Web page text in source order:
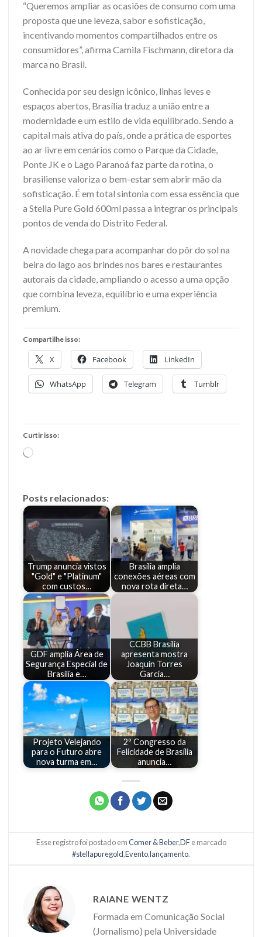
“Queremos ampliar as ocasiões de consumo com uma
proposta que une leveza, sabor e sofisticação,
incentivando momentos compartilhados entre os
consumidores”, afirma Camila Fischmann, diretora da
marca no Brasil.
Conhecida por seu design icônico, linhas leves e
espaços abertos, Brasília traduz a união entre a
modernidade e um estilo de vida equilibrado. Sendo a
capital mais ativa do país, onde a prática de esportes
ao ar livre em cenários como o Parque da Cidade,
Ponte JK e o Lago Paranoá faz parte da rotina, o
brasiliense valoriza o bem-estar sem abrir mão da
sofisticação. É em total sintonia com essa essência que
a Stella Pure Gold 600ml passa a integrar os principais
pontos de venda do Distrito Federal.
A novidade chega para acompanhar do pôr do sol na
beira do lago aos brindes nos bares e restaurantes
autorais da cidade, ampliando o acesso a uma opção
que combina leveza, equilíbrio e uma experiência
premium.
Compartilhe isso:
X Facebook LinkedIn
WhatsApp Telegram Tumblr
Curtir isso:
Carregando...
Posts relacionados:
Trump anuncia vistos
"Gold" e "Platinum"
com custos…
Brasília amplia
conexões aéreas com
nova rota direta…
GDF amplia Área de
Segurança Especial de
Brasília e…
CCBB Brasília
apresenta mostra
Joaquín Torres
García…
Projeto Velejando
para o Futuro abre
nova turma em…
2º Congresso da
Felicidade de Brasília
anuncia…
Esse registro foi postado emComer & Beber,DFe marcado
#stellapuregold,Evento,lançamento.
RAIANE WENTZ
Formada em Comunicação Social
(Jornalismo) pela Universidade